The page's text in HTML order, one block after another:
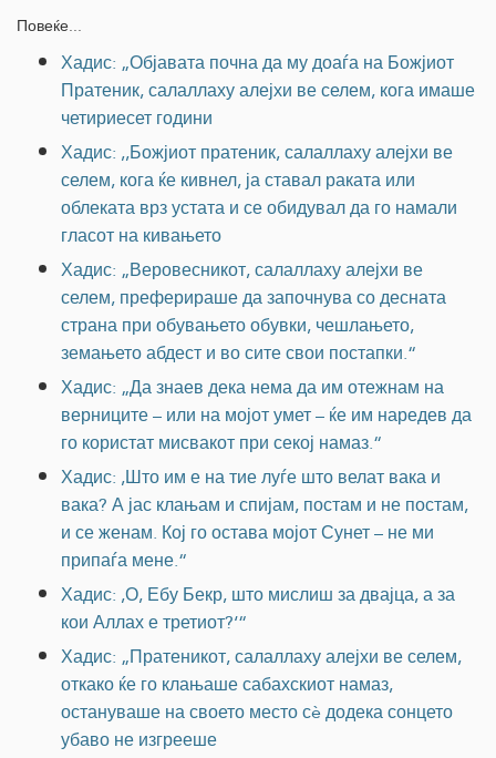
Повеќе...
Хадис: „Објавата почна да му доаѓа на Божјиот
Пратеник, салаллаху алејхи ве селем, кога имаше
четириесет години
Хадис: ,,Божјиот пратеник, салаллаху алејхи ве
селем, кога ќе кивнел, ја ставал раката или
облеката врз устата и се обидувал да го намали
гласот на кивањето
Хадис: „Веровесникот, салаллаху алејхи ве
селем, преферираше да започнува со десната
страна при обувањето обувки, чешлањето,
земањето абдест и во сите свои постапки.“
Хадис: „Да знаев дека нема да им отежнам на
верниците – или на мојот умет – ќе им наредев да
го користат мисвакот при секој намаз.“
Хадис: ,Што им е на тие луѓе што велат вака и
вака? А јас клањам и спијам, постам и не постам,
и се женам. Кој го остава мојот Сунет – не ми
припаѓа мене.“
Хадис: ,О, Ебу Бекр, што мислиш за двајца, а за
кои Аллах е третиот?‘“
Хадис: „Пратеникот, салаллаху алејхи ве селем,
откако ќе го клањаше сабахскиот намаз,
остануваше на своето место сè додека сонцето
убаво не изгрееше